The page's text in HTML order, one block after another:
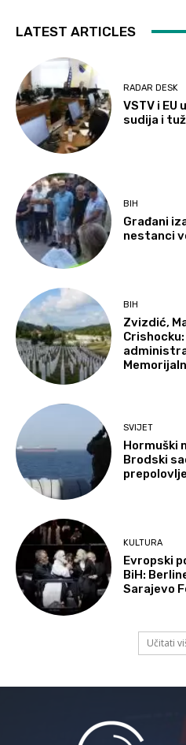
LATEST ARTICLES
RADAR DESK
VSTV i
sudija i
BIH
Građani
nestanci
BIH
Zvizdić,
SVIJET
Hormuški
Brodski
KULTURA
Evropski
BiH:
Sarajevo
Učitati